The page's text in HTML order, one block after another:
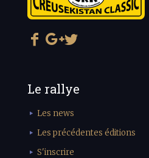
Le rallye
Les news
Les précédentes éditions
S'inscrire